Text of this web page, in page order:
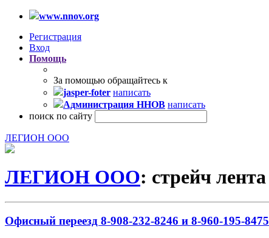
www.nnov.org
Регистрация
Вход
Помощь
За помощью обращайтесь к
jasper-foter написать
Администрация ННОВ написать
поиск по сайту
ЛЕГИОН ООО
ЛЕГИОН ООО: стрейч лента
Офисный переезд 8-908-232-8246 и 8-960-195-8475